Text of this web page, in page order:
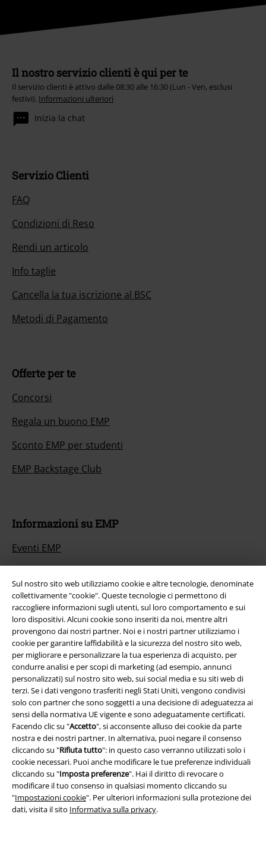
Sul nostro sito web utilizziamo cookie e altre tecnologie, denominate
collettivamente "cookie". Queste tecnologie ci permettono di
raccogliere informazioni sugli utenti, sul loro comportamento e sui
loro dispositivi. Alcuni cookie sono inseriti da noi, mentre altri
provengono dai nostri partner. Noi e i nostri partner utilizziamo i
cookie per garantire laffidabilità e la sicurezza del nostro sito web,
per migliorare e personalizzare la tua esperienza di acquisto, per
condurre analisi e per scopi di marketing (ad esempio, annunci
personalizzati) sul nostro sito web, sui social media e su siti web di
terzi. Se i dati vengono trasferiti negli Stati Uniti, vengono condivisi
solo con partner che sono soggetti a una decisione di adeguatezza ai
sensi della normativa UE vigente e sono adeguatamente certificati.
Facendo clic su "Accetto", si acconsente alluso dei cookie da parte
nostra e dei nostri partner. In alternativa, puoi negare il consenso
cliccando su "Rifiuta tutto": in questo caso verranno utilizzati solo i
cookie necessari. Puoi anche modificare le tue preferenze individuali
cliccando su "Imposta preferenze". Hai il diritto di revocare o
modificare il tuo consenso in qualsiasi momento cliccando su
"Impostazioni cookie". Per ulteriori informazioni sulla protezione dei
dati, visita il sito Informativa sulla privacy.
Il nostro servizio clienti è qui per te
Il servizio clienti è attivo dalle 08:30 alle 16:30 (Lun - Ven, esclusi
festivi). Informazioni ulteriori
Inizia la chat
Servizio Clienti
FAQ
Condizioni di Reso
Rendi un articolo
Info taglie
Cancella la tua iscrizione al BSC
Metodi di Pagamento
Offerte per te
Concorsi
Regala un buono EMP
Sconto EMP per studenti
EMP Backstage Club
Informazioni su EMP
Eventi EMP
Sostenibilità
Seguici online!